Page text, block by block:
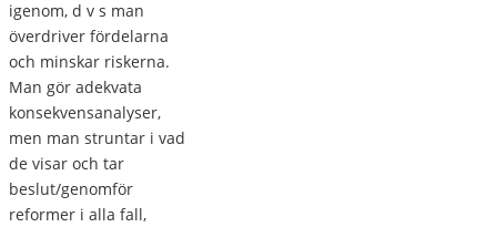
igenom, d v s man
överdriver fördelarna
och minskar riskerna.
Man gör adekvata
konsekvensanalyser,
men man struntar i vad
de visar och tar
beslut/genomför
reformer i alla fall,